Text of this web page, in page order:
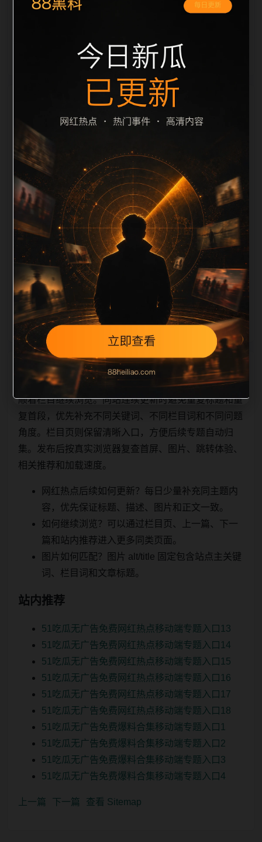
更自然的内链关系。图片说明统一绑定站点主关键词、
栏目内容归集
间识别一致主题。后续每日采集时，建议继续执行远程
图片本地化、坏图默认图兜底、标题去重和 description
长度过滤。如果同一主题下有多个相近页面，应通过不
同角度补充事件背景、访问场景、相关问题或专题入
口，降低站群页面之间的重复感。页面底部保留同类推
荐、上一篇下一篇和 sitemap 入口，保证重要页面点击
深度尽量控制在三次以内。正文维护时可按用户搜索路
径补充三类信息：入口是否稳定、同栏目还有哪些可继
续阅读、移动端打开时图片和摘要是否一致。每次新增
内容后同步检查标题、description、canonical、主题
图、alt、title和推荐链接，确保页面既能被搜索引擎理
解，也能让真实用户
相关问题与推荐
顺着栏目继续浏览。同站连续更新时避免重复标题和重
复首段，优先补充不同关键词、不同栏目词和不同问题
角度。栏目页则保留清晰入口，方便后续专题自动归
集。发布后按真实浏览器复查首屏、图片、跳转体验、
相关推荐和加载速度。
网红热点后续如何更新？每日少量补充同主题内
容，优先保证标题、描述、图片和正文一致。
如何继续浏览？可以通过栏目页、上一篇、下一
篇和站内推荐进入更多同类页面。
图片如何匹配？图片 alt/title 固定包含站点主关键
词、栏目词和文章标题。
站内推荐
51吃瓜无广告免费网红热点移动端专题入口13
51吃瓜无广告免费网红热点移动端专题入口14
51吃瓜无广告免费网红热点移动端专题入口15
51吃瓜无广告免费网红热点移动端专题入口16
51吃瓜无广告免费网红热点移动端专题入口17
51吃瓜无广告免费网红热点移动端专题入口18
51吃瓜无广告免费爆料合集移动端专题入口1
51吃瓜无广告免费爆料合集移动端专题入口2
51吃瓜无广告免费爆料合集移动端专题入口3
51吃瓜无广告免费爆料合集移动端专题入口4
上一篇 下一篇 查看 Sitemap